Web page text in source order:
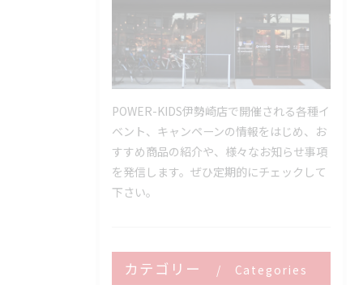
POWER-KIDS伊勢崎店で開催される各種イ
ベント、キャンペーンの情報をはじめ、お
すすめ商品の紹介や、様々なお知らせ事項
を発信します。ぜひ定期的にチェックして
下さい。
カテゴリー Categories